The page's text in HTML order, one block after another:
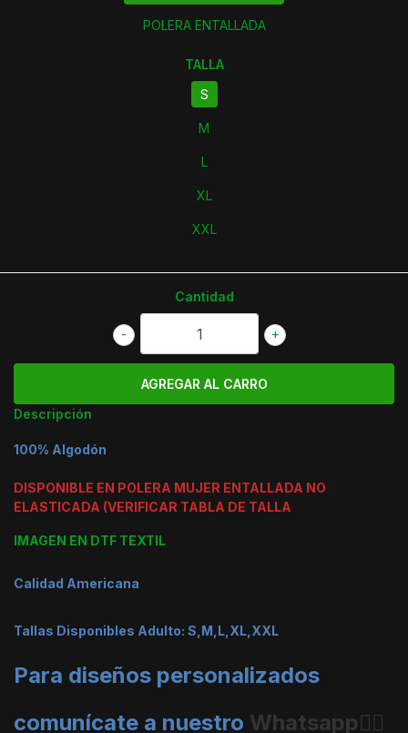
POLERA ENTALLADA
TALLA
S
M
L
XL
XXL
Cantidad
+
-
Descripción
100% Algodón
DISPONIBLE EN POLERA MUJER ENTALLADA NO
ELASTICADA (VERIFICAR TABLA DE TALLA
IMAGEN EN DTF TEXTIL
Calidad Americana
Tallas Disponibles Adulto: S,M,L,XL,XXL
Para diseños personalizados
comunícate a nuestro Whatsapp👈🏼